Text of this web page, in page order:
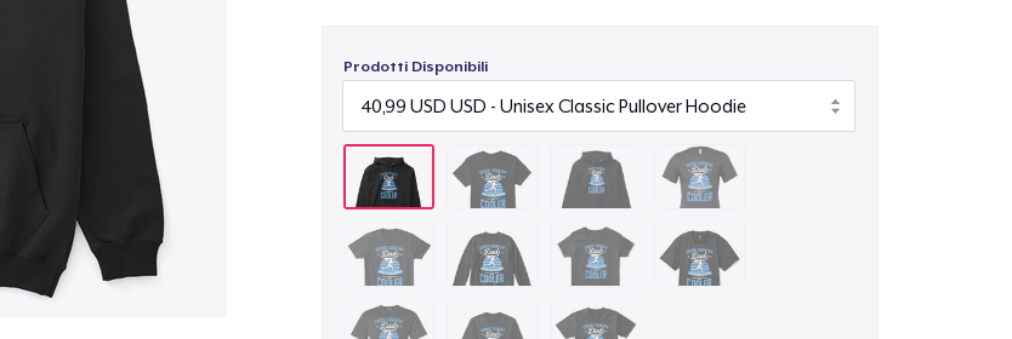
Prodotti Disponibili